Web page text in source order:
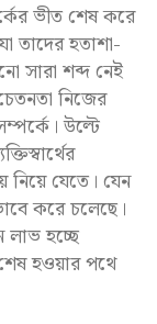
ভীত শেষ করে
তাদের হতাশা-
সারা শব্দ নেই
নিজের
উল্টে
যেতে। যেন
করে চলেছে।
হচ্ছে
হওয়ার পথে